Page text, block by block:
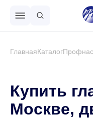
ГлавнаяКаталог
Купить
Москве,